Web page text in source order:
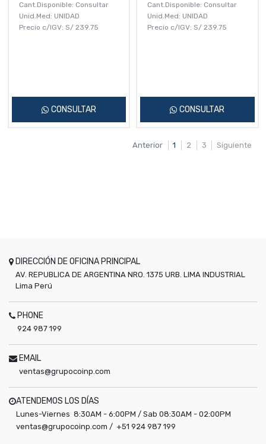
Cant.Disponible: Consultar
Unid.Med: UNIDAD
Precio c/IGV: S/ 239.75
CONSULTAR
Cant.Disponible: Consultar
Unid.Med: UNIDAD
Precio c/IGV: S/ 239.75
CONSULTAR
Anterior 1 2 3 Siguiente
DIRECCIÓN DE OFICINA PRINCIPAL
AV. REPUBLICA DE ARGENTINA NRO. 1375 URB. LIMA INDUSTRIAL
Lima Perú
PHONE
924 987 199
EMAIL
ventas@grupocoinp.com
ATENDEMOS LOS DÍAS
Lunes-Viernes 8:30AM - 6:00PM / Sab 08:30AM - 02:00PM
ventas@grupocoinp.com / +51 924 987 199